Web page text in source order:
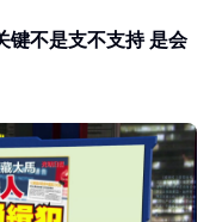
键不是支不支持 是会